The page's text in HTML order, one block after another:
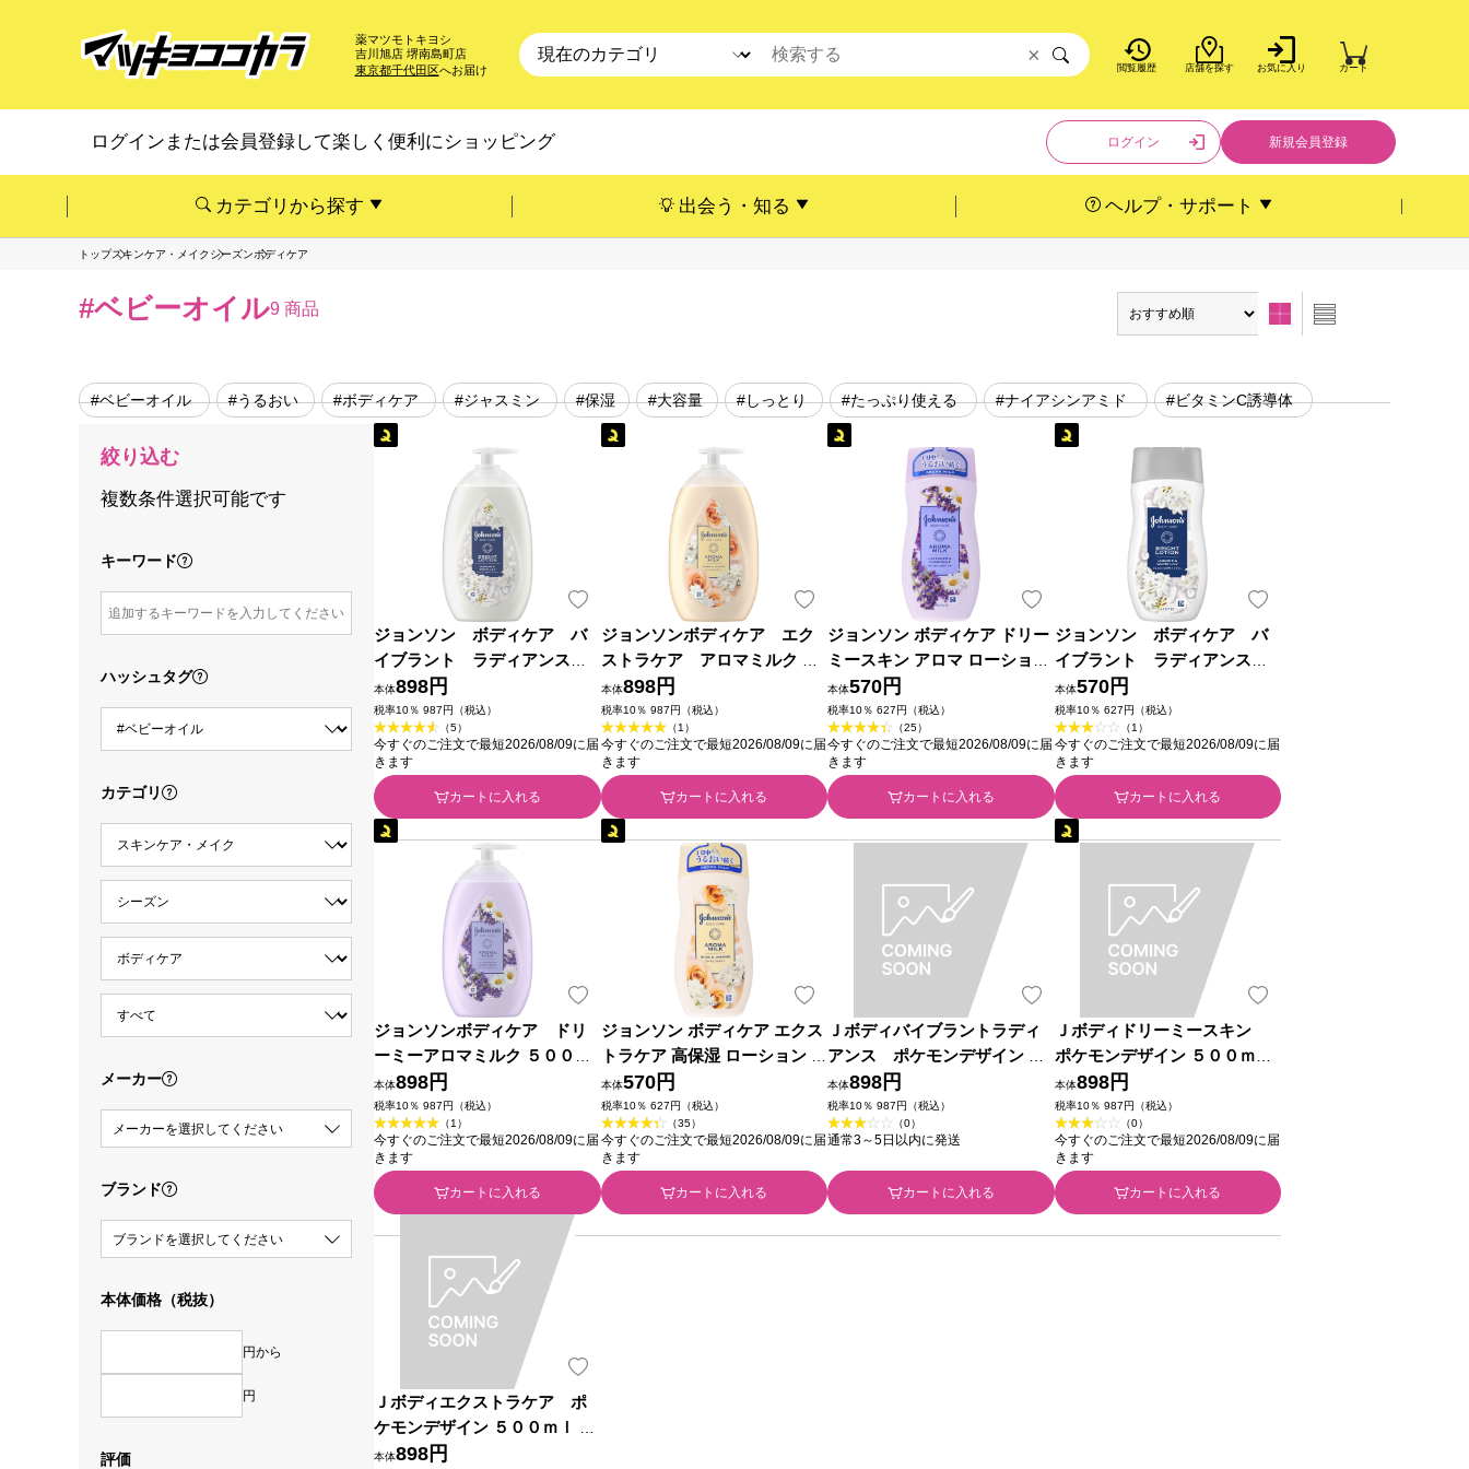
薬マツモトキヨシ
吉川旭店 堺南島町店
東京都千代田区へお届け 閲覧履歴 店舗を探す お気に入り カート
×
ログインまたは会員登録して楽しく便利にショッピング ログイン 新規会員登録
カテゴリから探す 出会う・知る ヘルプ・サポート
トップスキンケア・メイクシーズンボディケア
#ベビーオイル9 商品
#ベビーオイル #うるおい #ボディケア #ジャスミン #保湿 #大容量 #しっとり #たっぷり使える #ナイアシンアミド #ビタミンC誘導体
絞り込む
複数条件選択可能です
キーワード
ハッシュタグ
カテゴリ
メーカー
メーカーを選択してください
ブランド
ブランドを選択してください
本体価格（税抜）
円から
円
評価
ジョンソン ボディケア バ
イブラント ラディアンス
アロマミルク ５００ｍｌ ＪＮ
ＴＬコンシューマーヘルス
本体898円
税率10％ 987円（税込）
（5）
今すぐのご注文で最短2026/08/09に届
きます
カートに入れる
ジョンソンボディケア エク
ストラケア アロマミルク ５
００ｍｌ ＪＮＴＬコンシュー
マーヘルス
本体898円
税率10％ 987円（税込）
（1）
今すぐのご注文で最短2026/08/09に届
きます
カートに入れる
ジョンソン ボディケア ドリー
ミースキン アロマ ローション
２００ｍｌ ＪＮＴＬコンシュ
ーマーヘルス
本体570円
税率10％ 627円（税込）
（25）
今すぐのご注文で最短2026/08/09に届
きます
カートに入れる
ジョンソン ボディケア バ
イブラント ラディアンス
アロマミルク ２００ｍｌ ＪＮ
ＴＬコンシューマーヘルス
本体570円
税率10％ 627円（税込）
（1）
今すぐのご注文で最短2026/08/09に届
きます
カートに入れる
ジョンソンボディケア ドリ
ーミーアロマミルク ５００ｍ
ｌ ＪＮＴＬコンシューマーヘ
ルス
本体898円
税率10％ 987円（税込）
（1）
今すぐのご注文で最短2026/08/09に届
きます
カートに入れる
ジョンソン ボディケア エクス
トラケア 高保湿 ローション ２
００ｍｌ ＪＮＴＬコンシュー
マーヘルス
本体570円
税率10％ 627円（税込）
（35）
今すぐのご注文で最短2026/08/09に届
きます
カートに入れる
Ｊボディバイブラントラディ
アンス ポケモンデザイン ５
００ｍｌ ＪＮＴＬコンシュー
マーヘルス
本体898円
税率10％ 987円（税込）
（0）
通常3～5日以内に発送
カートに入れる
Ｊボディドリーミースキン
ポケモンデザイン ５００ｍｌ
ＪＮＴＬコンシューマーヘル
ス
本体898円
税率10％ 987円（税込）
（0）
今すぐのご注文で最短2026/08/09に届
きます
カートに入れる
Ｊボディエクストラケア ポ
ケモンデザイン ５００ｍｌ Ｊ
ＮＴＬコンシューマーヘルス
本体898円